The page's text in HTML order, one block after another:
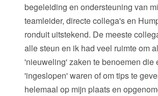
begeleiding en ondersteuning van
teamleider, directe collega's en
ronduit uitstekend. De meeste
alle steun en ik had veel ruimte om
'nieuweling' zaken te benoemen die
'ingeslopen' waren of om tips te
helemaal op mijn plaats en